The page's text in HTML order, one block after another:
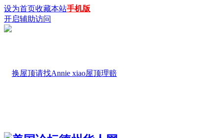
设为首页收藏本站手机版
开启辅助访问